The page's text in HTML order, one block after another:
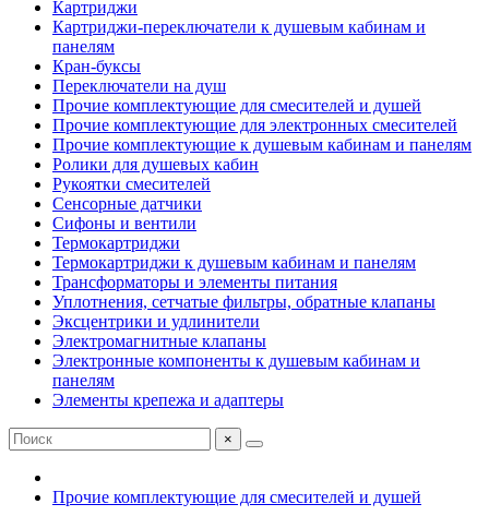
Картриджи
Картриджи-переключатели к душевым кабинам и
панелям
Кран-буксы
Переключатели на душ
Прочие комплектующие для смесителей и душей
Прочие комплектующие для электронных смесителей
Прочие комплектующие к душевым кабинам и панелям
Ролики для душевых кабин
Рукоятки смесителей
Сенсорные датчики
Сифоны и вентили
Термокартриджи
Термокартриджи к душевым кабинам и панелям
Трансформаторы и элементы питания
Уплотнения, сетчатые фильтры, обратные клапаны
Эксцентрики и удлинители
Электромагнитные клапаны
Электронные компоненты к душевым кабинам и
панелям
Элементы крепежа и адаптеры
×
Прочие комплектующие для смесителей и душей